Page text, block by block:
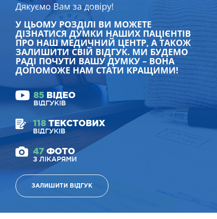
Дякуємо Вам за довіру!
У ЦЬОМУ РОЗДІЛІ ВИ МОЖЕТЕ
ДІЗНАТИСЯ ДУМКИ НАШИХ ПАЦІЄНТІВ
ПРО НАШ МЕДИЧНИЙ ЦЕНТР, А ТАКОЖ
ЗАЛИШИТИ СВІЙ ВІДГУК. МИ БУДЕМО
РАДІ ПОЧУТИ ВАШУ ДУМКУ – ВОНА
ДОПОМОЖЕ НАМ СТАТИ КРАЩИМИ!
85 ВІДЕО
ВІДГУКІВ
118 ТЕКСТОВИХ
ВІДГУКІВ
47 ФОТО
З ЛІКАРЯМИ
ЗАЛИШИТИ ВІДГУК